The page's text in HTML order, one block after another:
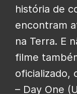
história de
encontram
na Terra. E
filme
oficializado,
– Day One